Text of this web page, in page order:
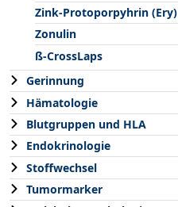
Zink-Protoporpyhrin (Ery)
Zonulin
ß-CrossLaps
Gerinnung
Hämatologie
Blutgruppen und HLA
Endokrinologie
Stoffwechsel
Tumormarker